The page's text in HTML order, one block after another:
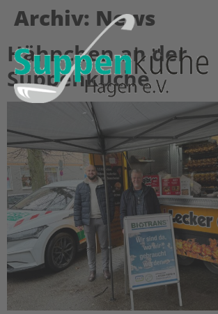
Archiv: News
Hähnchen an der
Suppenküche